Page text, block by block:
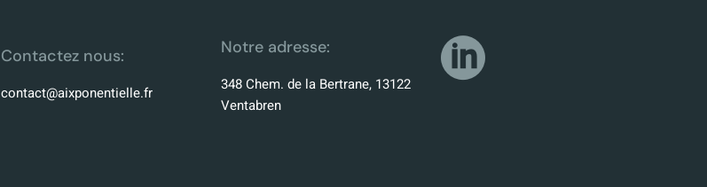
Contactez nous:
contact@aixponentielle.fr
Notre adresse:
348 Chem. de la Bertrane, 13122
Ventabren